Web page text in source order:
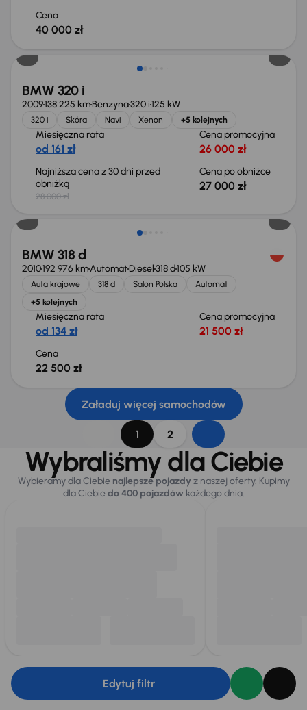
Cena
40 000 zł
BMW 320 i
2009138 225 kmBenzyna320 i125 kW
320 i Skóra Navi Xenon +5 kolejnych
Miesięczna rata
od 161 zł
Cena promocyjna
26 000 zł
Najniższa cena z 30 dni przed
obniżką
28 000 zł
Cena po obniżce
27 000 zł
Świeżo skupione
BMW 318 d
2010192 976 kmAutomatDiesel318 d105 kW
Auta krajowe 318 d Salon Polska
Automat
+5 kolejnych
Miesięczna rata
od 134 zł
Cena promocyjna
21 500 zł
Cena
22 500 zł
Załaduj więcej samochodów
1 2
Wybraliśmy dla Ciebie
Wybieramy dla Ciebie najlepsze pojazdy z naszej oferty. Kupimy
dla Ciebiedo 400 pojazdówkażdego dnia.
Edytuj filtr